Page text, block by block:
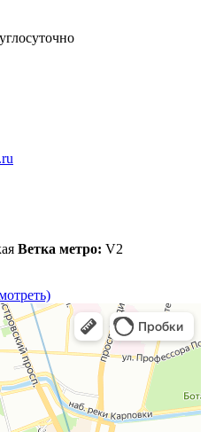
Ветка метро: V2